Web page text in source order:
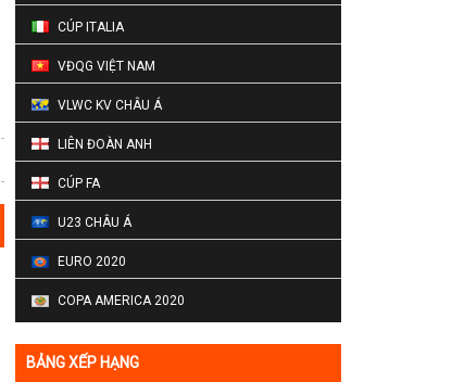
CÚP ITALIA
VĐQG VIỆT NAM
VLWC KV CHÂU Á
LIÊN ĐOÀN ANH
CÚP FA
U23 CHÂU Á
EURO 2020
COPA AMERICA 2020
BẢNG XẾP HẠNG